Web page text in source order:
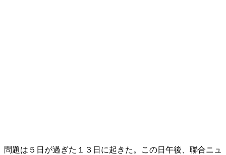
問題は５日が過ぎた１３日に起きた。この日午後、聯合ニュ